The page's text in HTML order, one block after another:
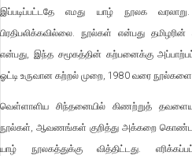
இப்படிப்பட்டதே எமது யாழ் நூலக
பிரதிபலிக்கவில்லை. நூல்கள் என்பது
என்பது, இந்த சமூகத்தின் கற்பனைக்கு
ஓட்டி உருவான கற்றல் முறை, 1980 வரை நூல்களை
வெள்ளாளிய சிந்தனையில் கிணற்றுத்
நூல்கள், ஆவணங்கள் குறித்து அக்கறை கொண்ட
யாழ் நூலகத்துக்கு வித்திட்டது.